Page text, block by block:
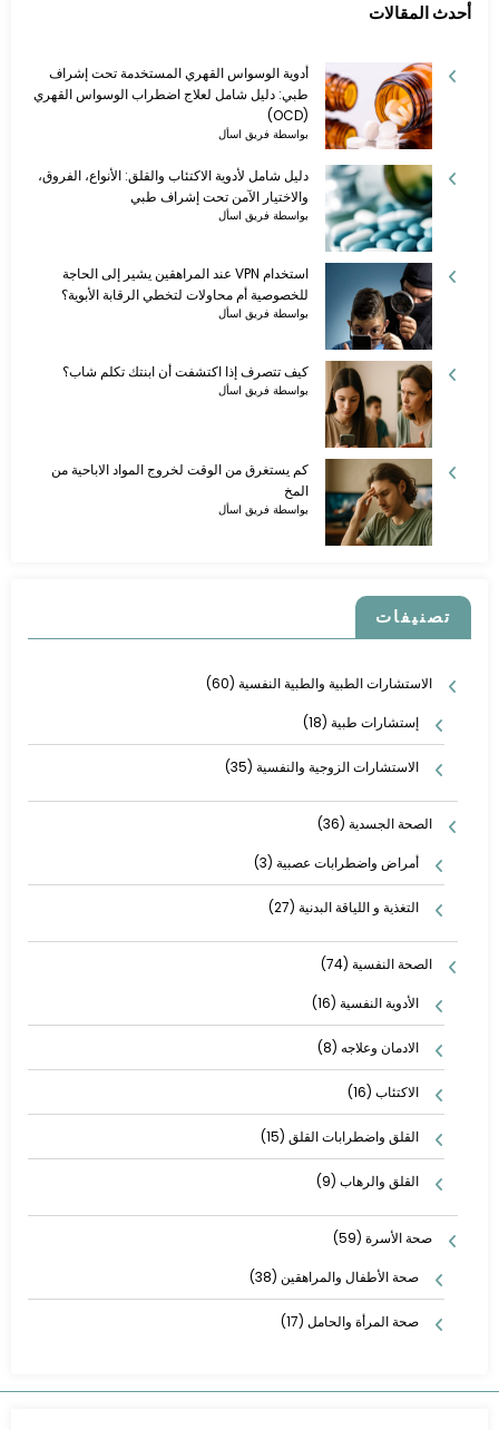
أحدث المقالات
أدوية الوسواس القهري المستخدمة تحت إشراف
طبي: دليل شامل لعلاج اضطراب الوسواس القهري
(OCD)
بواسطة فريق اسأل
دليل شامل لأدوية الاكتئاب والقلق: الأنواع، الفروق،
والاختيار الآمن تحت إشراف طبي
بواسطة فريق اسأل
استخدام VPN عند المراهقين يشير إلى الحاجة
للخصوصية أم محاولات لتخطي الرقابة الأبوية؟
بواسطة فريق اسأل
كيف تتصرف إذا اكتشفت أن ابنتك تكلم شاب؟
بواسطة فريق اسأل
كم يستغرق من الوقت لخروج المواد الاباحية من
المخ
بواسطة فريق اسأل
تصنيفات
الاستشارات الطبية والطبية النفسية (60)
إستشارات طبية (18)
الاستشارات الزوجية والنفسية (35)
الصحة الجسدية (36)
أمراض واضطرابات عصبية (3)
التغذية و اللياقة البدنية (27)
الصحة النفسية (74)
الأدوية النفسية (16)
الادمان وعلاجه (8)
الاكتئاب (16)
القلق واضطرابات القلق (15)
القلق والرهاب (9)
صحة الأسرة (59)
صحة الأطفال والمراهقين (38)
صحة المرأة والحامل (17)